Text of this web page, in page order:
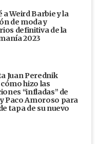
a Weird Barbie y la
de moda y
definitiva de la
2023
Juan Perednik
hizo las
“infladas” de
y Paco Amoroso para
tapa de su nuevo